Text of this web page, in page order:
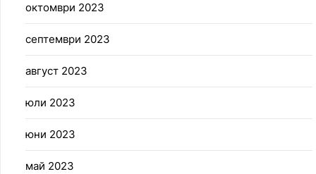
октомври 2023
септември 2023
август 2023
юли 2023
юни 2023
май 2023